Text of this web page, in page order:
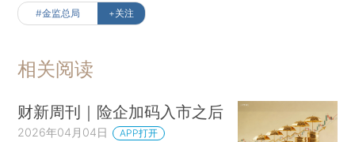
#金监总局 +关注
相关阅读
财新周刊｜险企加码入市之后
2026年04月04日 APP打开